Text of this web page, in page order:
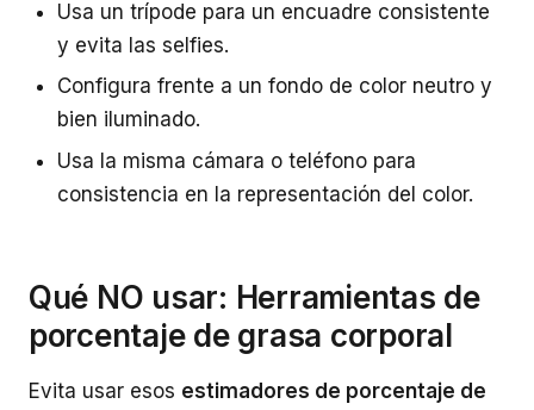
Usa un trípode para un encuadre consistente
y evita las selfies.
Configura frente a un fondo de color neutro y
bien iluminado.
Usa la misma cámara o teléfono para
consistencia en la representación del color.
Qué NO usar: Herramientas de
porcentaje de grasa corporal
Evita usar esos estimadores de porcentaje de